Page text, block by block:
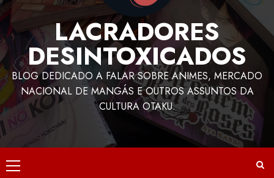
LACRADORES
DESINTOXICADOS
BLOG DEDICADO A FALAR SOBRE ANIMES, MERCADO
NACIONAL DE MANGÁS E OUTROS ASSUNTOS DA
CULTURA OTAKU.